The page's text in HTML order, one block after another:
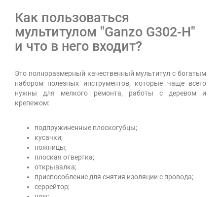
Как пользоваться
мультитулом "Ganzo G302-Н"
и что в него входит?
Это полноразмерный качественный мультитул с богатым
набором полезных инструментов, которые чаще всего
нужны для мелкого ремонта, работы с деревом и
крепежом:
подпружиненные плоскогубцы;
кусачки;
ножницы;
плоская отвертка;
открывалка;
приспособление для снятия изоляции с провода;
серрейтор;